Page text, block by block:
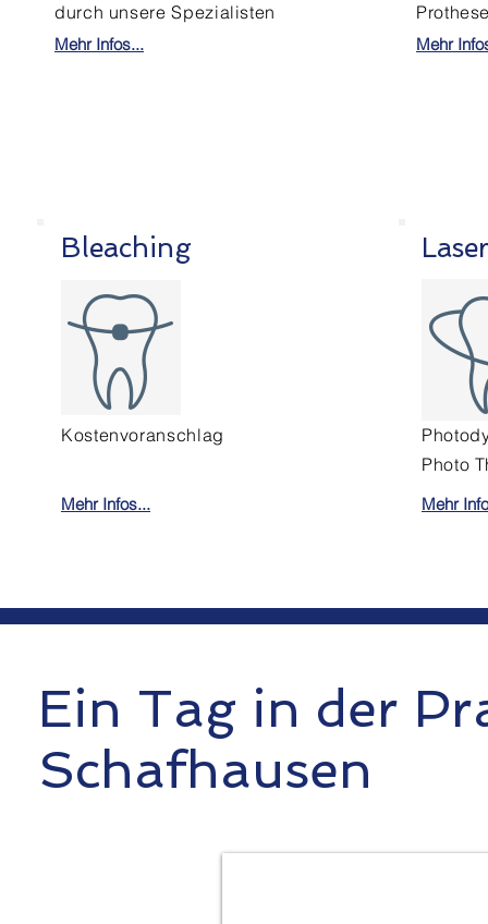
durch unsere Spezialisten
Mehr Infos... Mehr
Bleaching
Kostenvoranschlag
Mehr Infos...
Photo
Mehr
Ein Tag in der
Schafhausen